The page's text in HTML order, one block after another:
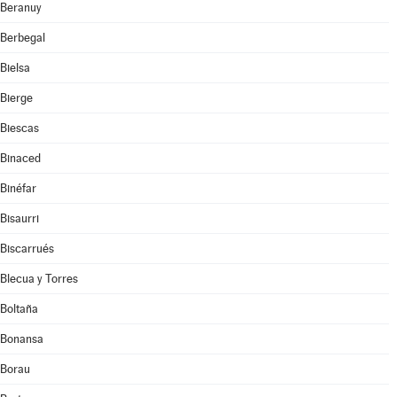
Beranuy
Berbegal
Bielsa
Bierge
Biescas
Binaced
Binéfar
Bisaurri
Biscarrués
Blecua y Torres
Boltaña
Bonansa
Borau